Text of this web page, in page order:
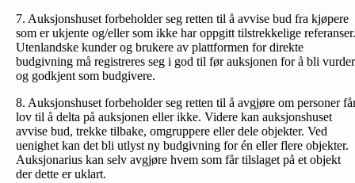
7. Auksjonshuset forbeholder seg retten til å avvise bud fra kjøpere
som er ukjente og/eller som ikke har oppgitt tilstrekkelige referanser.
Utenlandske kunder og brukere av plattformen for direkte
budgivning må registreres seg i god til før auksjonen for å bli
og godkjent som budgivere.
8. Auksjonshuset forbeholder seg retten til å avgjøre om personer
lov til å delta på auksjonen eller ikke. Videre kan auksjonshuset
avvise bud, trekke tilbake, omgruppere eller dele objekter. Ved
uenighet kan det bli utlyst ny budgivning for én eller flere objekter.
Auksjonarius kan selv avgjøre hvem som får tilslaget på et objekt
der dette er uklart.